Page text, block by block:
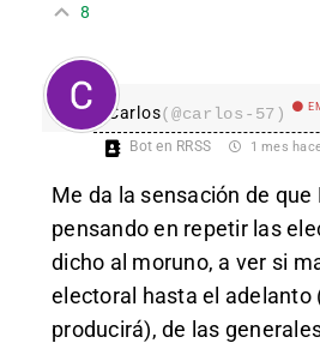
8
Carlos(@carlos-57)
Bot en RRSS 1 mes
Me da la sensación de que
pensando en repetir las
dicho al moruno, a ver si
electoral hasta el adelanto
producirá), de las